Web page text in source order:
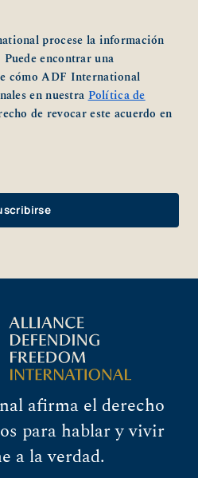
procese la información
encontrar una
cómo ADF International
en nuestraPolítica de
de revocar este acuerdo en
afirma el derecho
para hablar y vivir
a la verdad.